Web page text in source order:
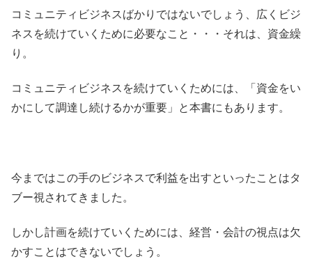
コミュニティビジネスばかりではないでしょう、広くビジ
ネスを続けていくために必要なこと・・・それは、資金繰
り。
コミュニティビジネスを続けていくためには、「資金をい
かにして調達し続けるかが重要」と本書にもあります。
今まではこの手のビジネスで利益を出すといったことはタ
ブー視されてきました。
しかし計画を続けていくためには、経営・会計の視点は欠
かすことはできないでしょう。